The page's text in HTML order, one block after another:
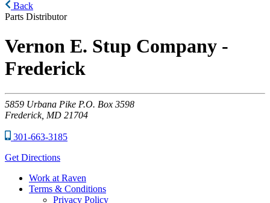
Back
Parts Distributor
Vernon E. Stup Company -
Frederick
5859 Urbana Pike P.O. Box 3598
Frederick, MD 21704
301-663-3185
Get Directions
Work at Raven
Terms & Conditions
Privacy Policy